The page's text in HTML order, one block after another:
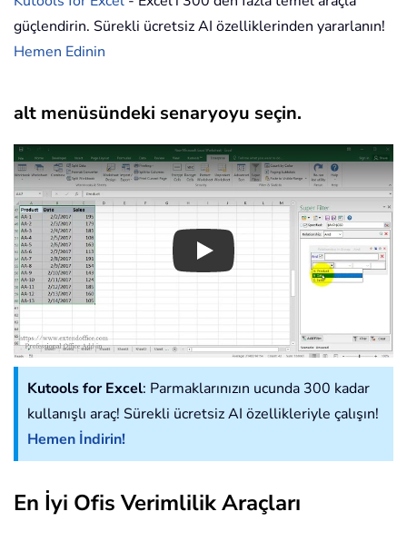
güçlendirin. Sürekli ücretsiz AI özelliklerinden yararlanın!
Hemen Edinin
alt menüsündeki senaryoyu seçin.
Play
Kutools for Excel: Parmaklarınızın ucunda 300 kadar
kullanışlı araç! Sürekli ücretsiz AI özellikleriyle çalışın!
Hemen İndirin!
En İyi Ofis Verimlilik Araçları